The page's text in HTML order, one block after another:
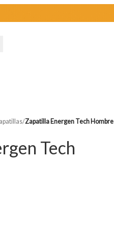
/Zapatilla Energen Tech Hombre
Tech